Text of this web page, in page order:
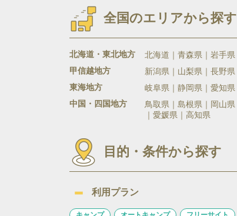
全国のエリアから探す
北海道・東北地方 北海道 青森県 岩手県
甲信越地方
新潟県 山梨県 長野県
東海地方
岐阜県 静岡県 愛知県
中国・四国地方
鳥取県 島根県 岡山県
愛媛県
高知県
目的・条件から探す
利用プラン